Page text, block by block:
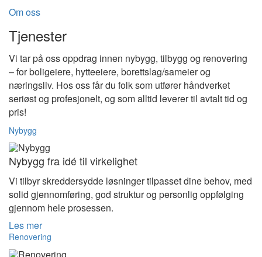
Om oss
Tjenester
Vi tar på oss oppdrag innen nybygg, tilbygg og renovering
– for boligeiere, hytteeiere, borettslag/sameier og
næringsliv. Hos oss får du folk som utfører håndverket
seriøst og profesjonelt, og som alltid leverer til avtalt tid og
pris!
Nybygg
Nybygg fra idé til virkelighet
Vi tilbyr skreddersydde løsninger tilpasset dine behov, med
solid gjennomføring, god struktur og personlig oppfølging
gjennom hele prosessen.
Les mer
Renovering